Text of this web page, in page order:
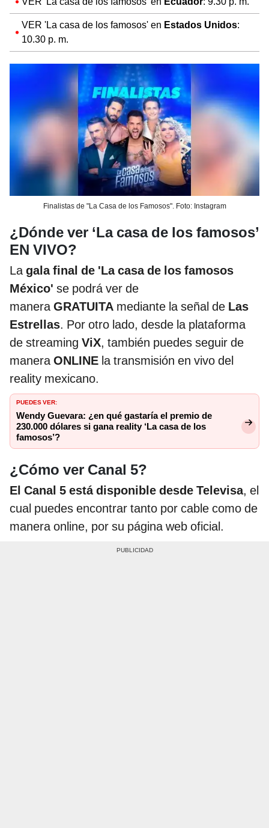
VER 'La casa de los famosos' en Estados Unidos:
10.30 p. m.
Finalistas de "La Casa de los Famosos". Foto: Instagram
¿Dónde ver ‘La casa de los famosos’
EN VIVO?
Lagala final de 'La casa de los famosos
México' se podrá ver de
maneraGRATUITA mediante la señal de Las
Estrellas. Por otro lado, desde la plataforma
de streaming ViX, también puedes seguir de
maneraONLINE la transmisión en vivo del
reality mexicano.
PUEDES VER:
Wendy Guevara: ¿en qué gastaría el premio de
230.000 dólares si gana reality ‘La casa de los
famosos’?
¿Cómo ver Canal 5?
El Canal 5 está disponible desde Televisa, el
cual puedes encontrar tanto por cable como de
manera online, por su página web oficial.